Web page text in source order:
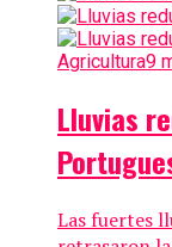
Agricultura9
Lluvias
Las fuertes